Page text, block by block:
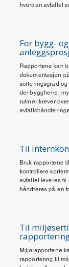
hvordan avfallet
For bygg- og
Rapportene kan
dokumentasjon
sorteringsgrad
der byggherre,
rutiner krever
Til
Bruk rapportene
kontrollere
avfallet leveres til
håndteres på en
Til
Miljørapportene
rapportering til